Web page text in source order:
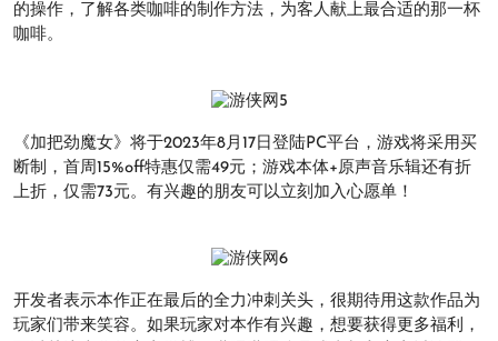
的操作，了解各类咖啡的制作方法，为客人献上最合适的那一杯
咖啡。
《加把劲魔女》将于2023年8月17日登陆PC平台，游戏将采用买
断制，首周15%off特惠仅需49元；游戏本体+原声音乐辑还有折
上折，仅需73元。有兴趣的朋友可以立刻加入心愿单！
开发者表示本作正在最后的全力冲刺关头，很期待用这款作品为
玩家们带来笑容。如果玩家对本作有兴趣，想要获得更多福利，